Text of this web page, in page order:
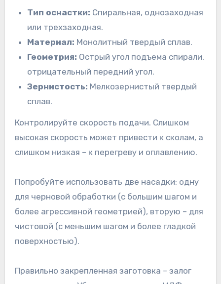
Тип оснастки: Спиральная, однозаходная
или трехзаходная.
Материал: Монолитный твердый сплав.
Геометрия: Острый угол подъема спирали,
отрицательный передний угол.
Зернистость: Мелкозернистый твердый
сплав.
Контролируйте скорость подачи. Слишком
высокая скорость может привести к сколам, а
слишком низкая – к перегреву и оплавлению.
Попробуйте использовать две насадки: одну
для черновой обработки (с большим шагом и
более агрессивной геометрией), вторую – для
чистовой (с меньшим шагом и более гладкой
поверхностью).
Правильно закрепленная заготовка – залог